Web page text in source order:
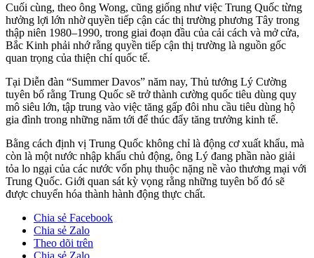
Cuối cùng, theo ông Wong, cũng giống như việc Trung Quốc từng
hưởng lợi lớn nhờ quyền tiếp cận các thị trường phương Tây trong
thập niên 1980–1990, trong giai đoạn đầu của cải cách và mở cửa,
Bắc Kinh phải nhớ rằng quyền tiếp cận thị trường là nguồn gốc
quan trọng của thiện chí quốc tế.
Tại Diễn đàn “Summer Davos” năm nay, Thủ tướng Lý Cường
tuyên bố rằng Trung Quốc sẽ trở thành cường quốc tiêu dùng quy
mô siêu lớn, tập trung vào việc tăng gấp đôi nhu cầu tiêu dùng hộ
gia đình trong những năm tới để thúc đẩy tăng trưởng kinh tế.
Bằng cách định vị Trung Quốc không chỉ là động cơ xuất khẩu, mà
còn là một nước nhập khẩu chủ động, ông Lý đang phần nào giải
tỏa lo ngại của các nước vốn phụ thuộc nặng nề vào thương mại với
Trung Quốc. Giới quan sát kỳ vọng rằng những tuyên bố đó sẽ
được chuyển hóa thành hành động thực chất.
Chia sẻ Facebook
Chia sẻ Zalo
Theo dõi trên
Chia sẻ Zalo